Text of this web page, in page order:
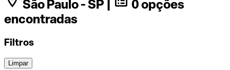
São Paulo - SP |
0 opções
encontradas
Filtros
Limpar